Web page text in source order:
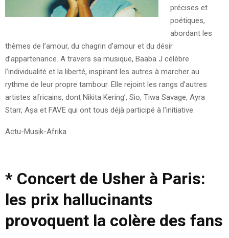
précises et
poétiques,
abordant les
thèmes de l’amour, du chagrin d’amour et du désir
d’appartenance. A travers sa musique, Baaba J célèbre
l’individualité et la liberté, inspirant les autres à marcher au
rythme de leur propre tambour. Elle rejoint les rangs d’autres
artistes africains, dont Nikita Kering’, Sio, Tiwa Savage, Ayra
Starr, Aṣa et FAVE qui ont tous déjà participé à l’initiative.
Actu-Musik-Afrika
* Concert de Usher à Paris:
les prix hallucinants
provoquent la colère des fans